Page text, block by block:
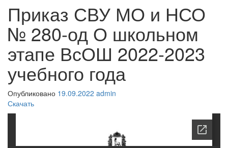
e
n
i
Приказ СВУ МО и НСО
№ 280-од О школьном
этапе ВсОШ 2022-2023
учебного года
Опубликовано 19.09.2022 admin
Скачать